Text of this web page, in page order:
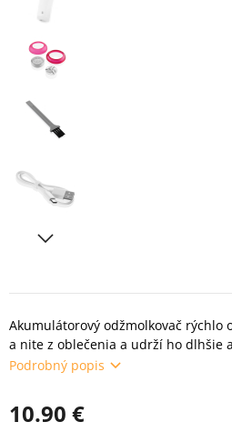
Akumulátorový odžmolkovač rýchlo
a nite z oblečenia a udrží ho dlhšie
Podrobný popis
10.90 €